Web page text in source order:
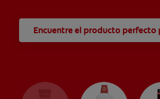
Encuentre el producto perfecto